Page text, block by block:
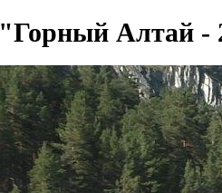
"Горный Алтай -